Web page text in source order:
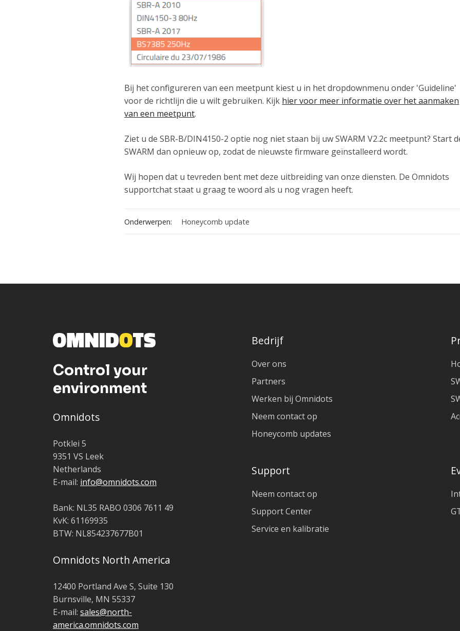
Bij het configureren van een meetpunt kiest u in het dropdownmenu onder 'Guideline'
voor de richtlijn die u wilt gebruiken. Kijk hier voor meer informatie over het aanmaken
van een meetpunt.
Ziet u de SBR-B/DIN4150-2 optie nog niet staan bij uw SWARM V2.2c meetpunt? Start
SWARM dan opnieuw op, zodat de nieuwste firmware geïnstalleerd wordt.
Wij hopen dat u tevreden bent met deze uitbreiding van onze diensten. De Omnidots
supportchat staat u graag te woord als u nog vragen heeft.
Onderwerpen: Honeycomb update
Control your
environment
Omnidots
Potklei 5
9351 VS Leek
Netherlands
E-mail: info@omnidots.com
Bank: NL35 RABO 0306 7611 49
KvK: 61169935
BTW: NL854237677B01
Omnidots North America
12400 Portland Ave S, Suite 130
Burnsville, MN 55337
E-mail: sales@north-
america.omnidots.com
Bedrijf
Over ons
Partners
Werken bij Omnidots
Neem contact op
Honeycomb updates
Support
Neem contact op
Support Center
Service en kalibratie